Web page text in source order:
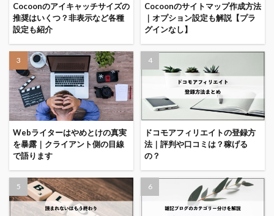
Cocoonのアイキャッチサイズの
推奨はいくつ？非表示など各種
設定も紹介
Cocoonのサイトマップ作成方法
｜オプション設定も解説【プラ
グインなし】
Webライターはやめとけの真実
を暴露｜クライアント側の目線
で語ります
ドコモアフィリエイトの登録方
法｜評判や口コミは？稼げる
の？